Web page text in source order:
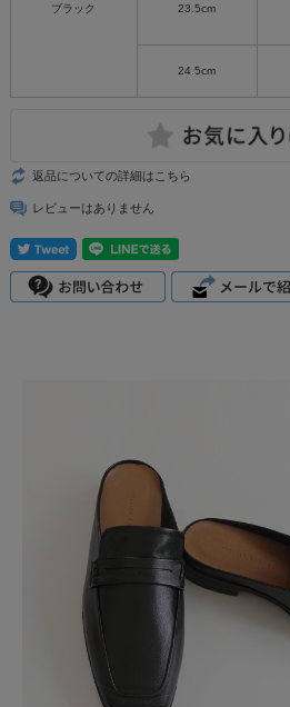
ブラック 23.5cm
24.5cm
返品についての詳細はこちら
レビューはありません